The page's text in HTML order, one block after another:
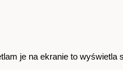
je na ekranie to wyświetla